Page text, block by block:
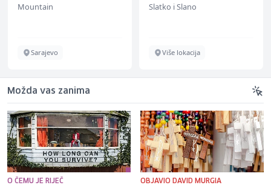
Mountain
Sarajevo
Slatko i Slano
Više lokacija
Možda vas zanima
O ČEMU JE RIJEČ OBJAVIO DAVID MURGIA